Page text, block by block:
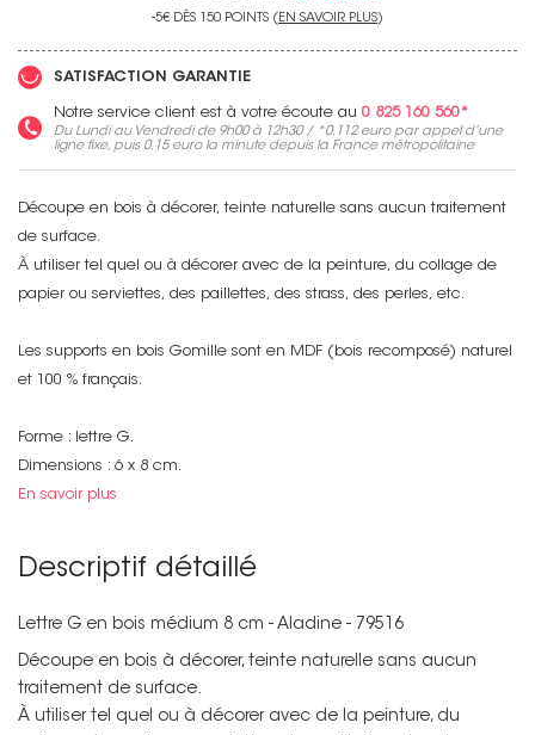
-5€ DÈS 150 POINTS ( EN SAVOIR PLUS)
SATISFACTION GARANTIE
Notre service client est à votre écoute au 0 825 160 560*
Du Lundi au Vendredi de 9h00 à 12h30 / *0,112 europar appel d’une
ligne fixe, puis 0,15 eurola minute depuis la France métropolitaine
Découpe en bois à décorer, teinte naturelle sans aucun traitement
de surface.
À utiliser tel quel ou à décorer avec de la peinture, du collage de
papier ou serviettes, des paillettes, des strass, des perles, etc.
Les supports en bois Gomille sont en MDF (bois recomposé) naturel
et 100 % français.
Forme : lettre G.
Dimensions : 6 x 8 cm.
En savoir plus
Descriptif détaillé
Lettre G en bois médium 8 cm - Aladine - 79516
Découpe en bois à décorer, teinte naturelle sans aucun
traitement de surface.
À utiliser tel quel ou à décorer avec de la peinture, du